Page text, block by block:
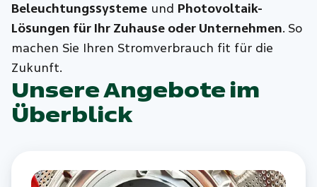
Beleuchtungssysteme und Photovoltaik-
Lösungen für Ihr Zuhause oder Unternehmen. So
machen Sie Ihren Stromverbrauch fit für die
Zukunft.
Unsere Angebote im
Überblick